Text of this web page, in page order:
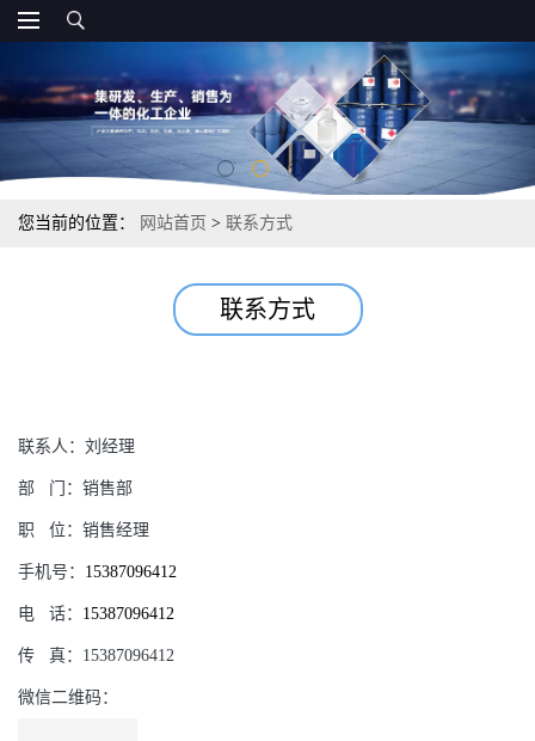
您当前的位置： 网站首页 > 联系方式
联系方式
联系人： 刘经理
部 门： 销售部
职 位： 销售经理
手机号： 15387096412
电 话： 15387096412
传 真： 15387096412
微信二维码：